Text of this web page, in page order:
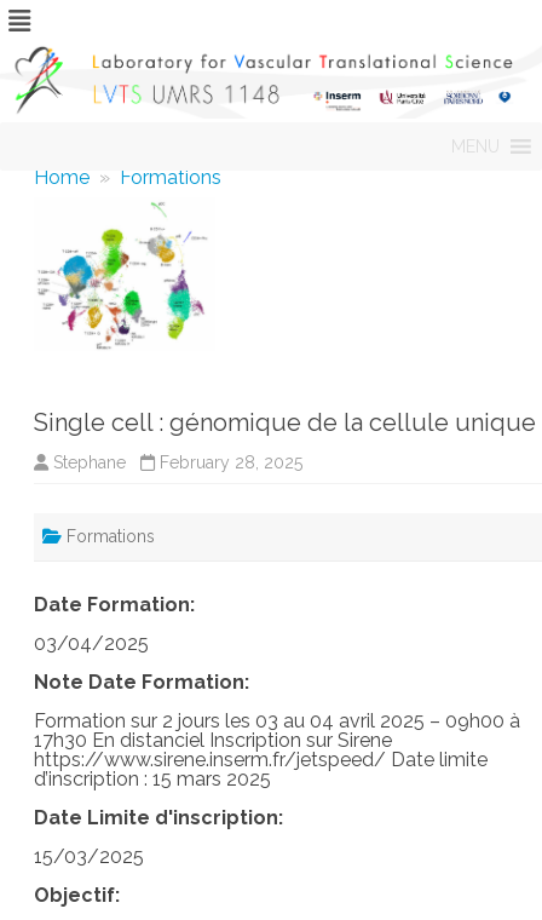
MENU
Home » Formations
Single cell : génomique de la cellule unique
Stephane February 28, 2025
Formations
Date Formation:
03/04/2025
Note Date Formation:
Formation sur 2 jours les 03 au 04 avril 2025 – 09h00 à
17h30 En distanciel Inscription sur Sirene
https://www.sirene.inserm.fr/jetspeed/ Date limite
d’inscription : 15 mars 2025
Date Limite d'inscription:
15/03/2025
Objectif: